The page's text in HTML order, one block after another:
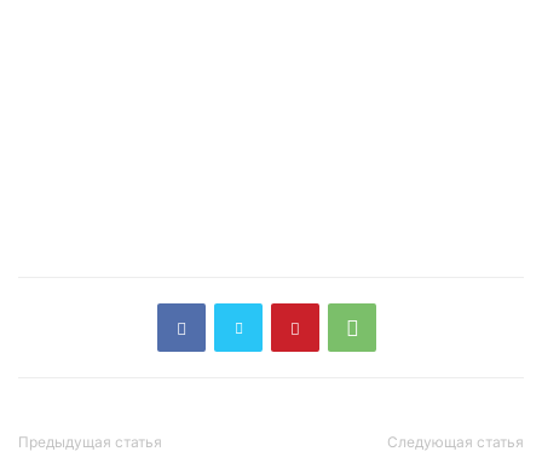
Предыдущая статья Следующая статья